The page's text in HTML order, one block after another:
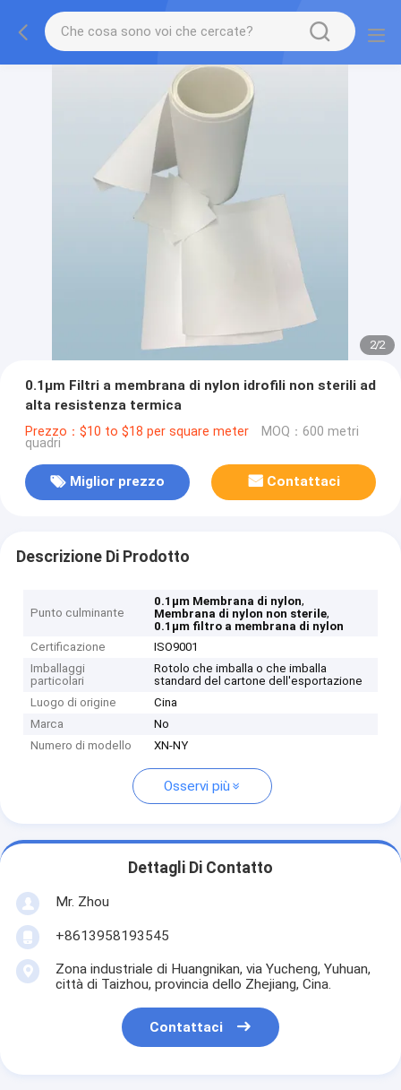
2/2
0.1μm Filtri a membrana di nylon idrofili non sterili ad
alta resistenza termica
Prezzo：$10 to $18 per square meter MOQ：600 metri
quadri
Miglior prezzo Contattaci
Descrizione Di Prodotto
Punto culminante
0.1μm Membrana di nylon,
Membrana di nylon non sterile,
0.1μm filtro a membrana di nylon
Certificazione
ISO9001
Imballaggi
particolari
Rotolo che imballa o che imballa
standard del cartone dell'esportazione
Luogo di origine
Cina
Marca
No
Numero di modello
XN-NY
Osservi più
Dettagli Di Contatto
Mr. Zhou
+8613958193545
Zona industriale di Huangnikan, via Yucheng, Yuhuan,
città di Taizhou, provincia dello Zhejiang, Cina.
Contattaci